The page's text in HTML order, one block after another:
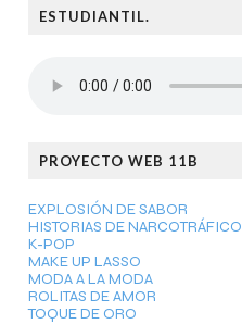
ESTUDIANTIL.
PROYECTO WEB 11B
EXPLOSIÓN DE SABOR
HISTORIAS DE NARCOTRÁFICO
K-POP
MAKE UP LASSO
MODA A LA MODA
ROLITAS DE AMOR
TOQUE DE ORO